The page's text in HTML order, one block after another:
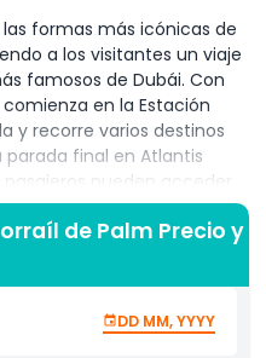
formas más icónicas de
a los visitantes un viaje
famosos de Dubái. Con
en la Estación
y recorre varios destinos
parada final en Atlantis
pueden acceder
Golden Mile Galleria, Al
lo convierte en una forma
la isla. Desde su apertura
ha destacado como el
en Palm Jumeirah,
también a residentes y
de Palm Precio y
DD MM, YYYY